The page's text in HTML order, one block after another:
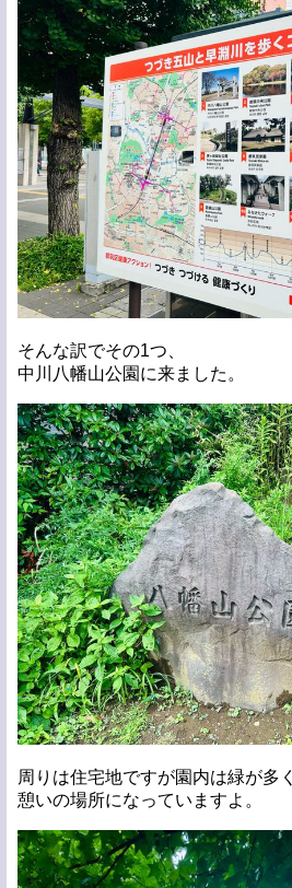
そんな訳でその1つ、
中川八幡山公園に来ました。
周りは住宅地ですが園内は緑が多く
憩いの場所になっていますよ。